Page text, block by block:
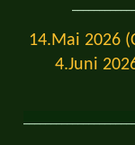
14.Mai 2026
4.Juni